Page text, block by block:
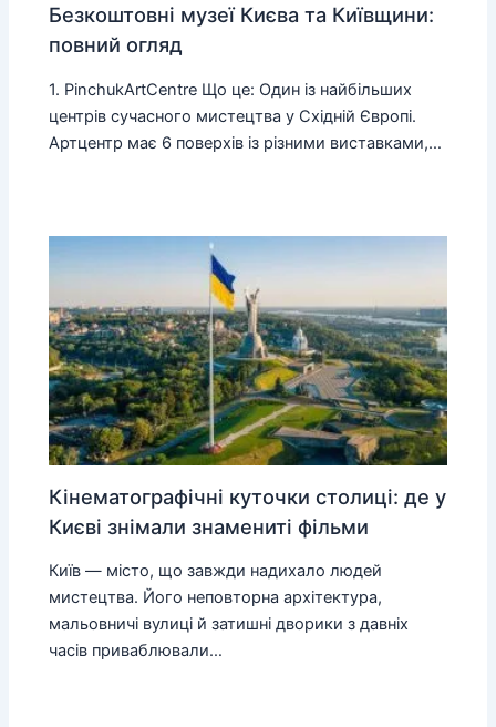
Безкоштовні музеї Києва та Київщини:
повний огляд
1. PinchukArtCentre Що це: Один із найбільших
центрів сучасного мистецтва у Східній Європі.
Артцентр має 6 поверхів із різними виставками,…
Кінематографічні куточки столиці: де у
Києві знімали знамениті фільми
Київ — місто, що завжди надихало людей
мистецтва. Його неповторна архітектура,
мальовничі вулиці й затишні дворики з давніх
часів приваблювали…